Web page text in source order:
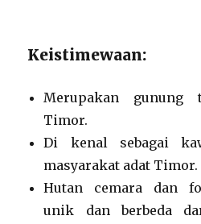
Keistimewaan:
Merupakan
Timor.
Di kenal sebagai
masyarakat adat Timor.
Hutan cemara dan
unik dan berbeda